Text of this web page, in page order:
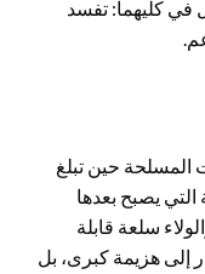
في كليهما: تفسد
المسلحة حين تبلغ
التي يصبح بعدها
سلعة قابلة
إلى هزيمة كبرى، بل